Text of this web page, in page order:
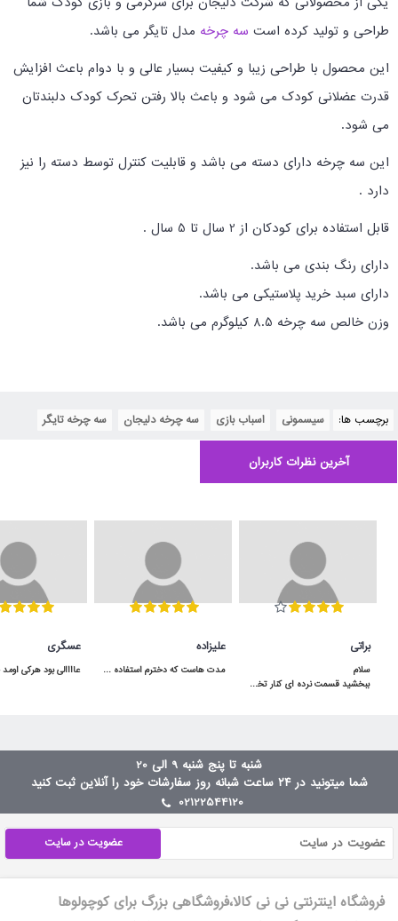
طراحی و تولید کرده است سه چرخه مدل تایگر می باشد.
این محصول با طراحی زیبا و کیفیت بسیار عالی و با دوام باعث افزایش
قدرت عضلانی کودک می شود و باعث بالا رفتن تحرک کودک دلبندتان
می شود.
این سه چرخه دارای دسته می باشد و قابلیت کنترل توسط دسته را نیز
دارد .
قابل استفاده برای کودکان از 2 سال تا 5 سال .
دارای رنگ بندی می باشد.
دارای سبد خرید پلاستیکی می باشد.
وزن خالص سه چرخه 8.5 کیلوگرم می باشد.
برچسب ها: سیسمونی اسباب بازی سه چرخه دلیجان سه چرخه تایگر
آخرین نظرات کاربران
براتی
ببخشید قسمت نرده ای کنار تخت توسط لولا بالا پایین میشه یا ثابته؟سلام بالا پایین میشه
علیزاده
مدت هاست که دخترم استفاده می کنه و کیفیت مناسبی داره.در شگفت انگیز با قیمت عالی خریدم.
عسگری
شنبه تا پنج شنبه 9 الی 20
شما میتونید در ۲۴ ساعت شبانه روز سفارشات خود را آنلاین ثبت کنید
02122544120
عضویت در سایت
فروشگاه اینترنتی نی نی کالا،فروشگاهی بزرگ برای کوچولوها